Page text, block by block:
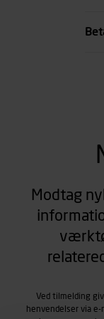
Modtag
Ved tilmelding
henvendelser via e-